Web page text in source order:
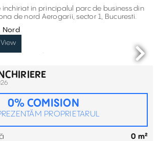
in principalul parc de business din
de nord Aerogarii, sector 1, Bucuresti.
Nord
0% COMISION
PROPRIETARUL
0 m²